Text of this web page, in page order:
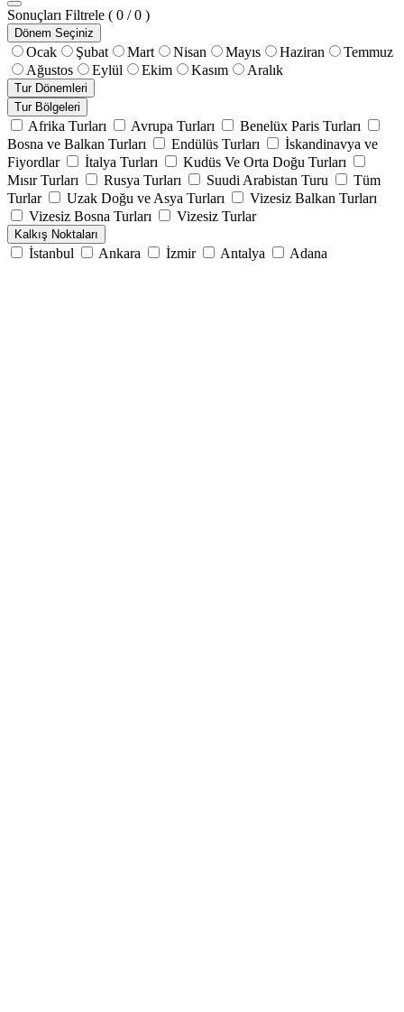
Sonuçları Filtrele ( 0 / 0 )
Dönem Seçiniz
Ocak Şubat Mart Nisan Mayıs Haziran
Temmuz
Ağustos
Eylül Ekim Kasım Aralık
Tur Dönemleri
Tur Bölgeleri
Afrika Turları Avrupa Turları
Benelüx Paris Turları
Bosna ve Balkan Turları
Endülüs Turları
İskandinavya ve
Fiyordlar
İtalya Turları
Kudüs Ve Orta Doğu Turları
Mısır Turları
Rusya Turları Suudi Arabistan Turu
Tüm
Turlar
Uzak Doğu ve Asya Turları
Vizesiz Balkan Turları
Vizesiz Bosna Turları
Vizesiz Turlar
Kalkış Noktaları
İstanbul Ankara İzmir Antalya Adana